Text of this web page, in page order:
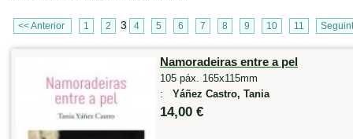
<< Anterior 1 2 3 4 5 6 7 8 9 10 11
Namoradeiras entre a pel
105 páx. 165x115mm
: Yáñez Castro, Tania
14,00 €